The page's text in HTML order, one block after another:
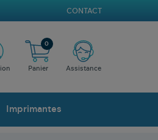
CONTACT
Panier
0
Assistance
Imprimantes